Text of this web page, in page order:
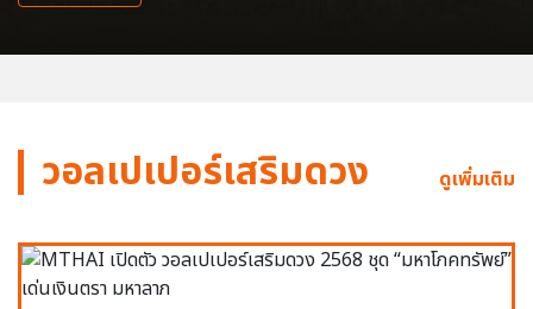
วอลเปเปอร์เสริมดวง ดูเพิ่มเติม